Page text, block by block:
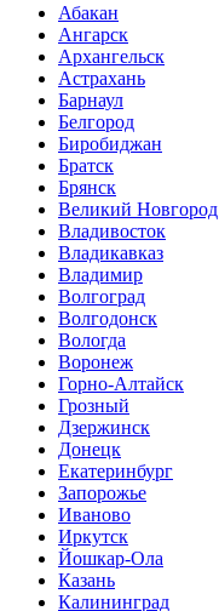
Абакан
Ангарск
Архангельск
Астрахань
Барнаул
Белгород
Биробиджан
Братск
Брянск
Великий Новгород
Владивосток
Владикавказ
Владимир
Волгоград
Волгодонск
Вологда
Воронеж
Горно-Алтайск
Грозный
Дзержинск
Донецк
Екатеринбург
Запорожье
Иваново
Иркутск
Йошкар-Ола
Казань
Калининград